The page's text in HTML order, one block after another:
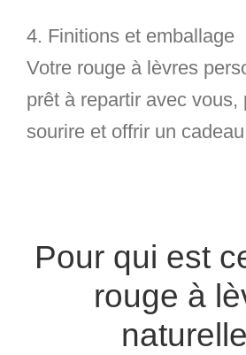
4. Finitions et emballage
Votre rouge à lèvres
prêt à repartir avec vous,
sourire et offrir un
Pour qui est
rouge à